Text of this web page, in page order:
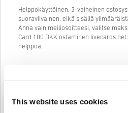
This website uses cookies
Helppokäyttöinen, 3-vaiheinen
suoraviivainen, eikä sisällä
Anna vain meiliosoitteesi, valitse
Card 100 DKK ostaminen
helppoa.
Näin se toimii Livecards.netissä
Uusi Livecards.netissä? Digitaalisten
HUOM